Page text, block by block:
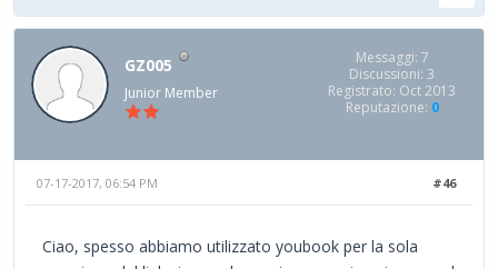
GZ005
Junior Member
Messaggi: 7
Discussioni: 3
Registrato: Oct 2013
Reputazione: 0
#46
07-17-2017, 06:54 PM
Ciao, spesso abbiamo utilizzato youbook per la sola